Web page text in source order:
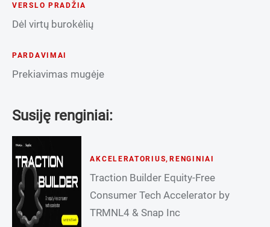
VERSLO PRADŽIA
Dėl virtų burokėlių
PARDAVIMAI
Prekiavimas mugėje
Susiję renginiai:
AKCELERATORIUS, RENGINIAI
Traction Builder Equity-Free
Consumer Tech Accelerator by
TRMNL4 & Snap Inc